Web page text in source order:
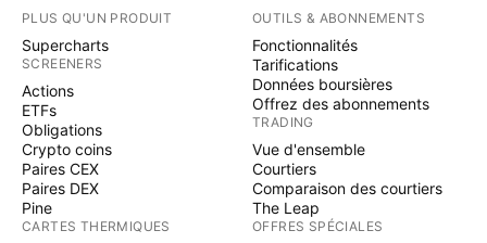
PLUS QU'UN PRODUIT
Supercharts
SCREENERS
Actions
ETFs
Obligations
Crypto coins
Paires CEX
Paires DEX
Pine
CARTES THERMIQUES
OUTILS & ABONNEMENTS
Fonctionnalités
Tarifications
Données boursières
Offrez des abonnements
TRADING
Vue d'ensemble
Courtiers
Comparaison des courtiers
The Leap
OFFRES SPÉCIALES